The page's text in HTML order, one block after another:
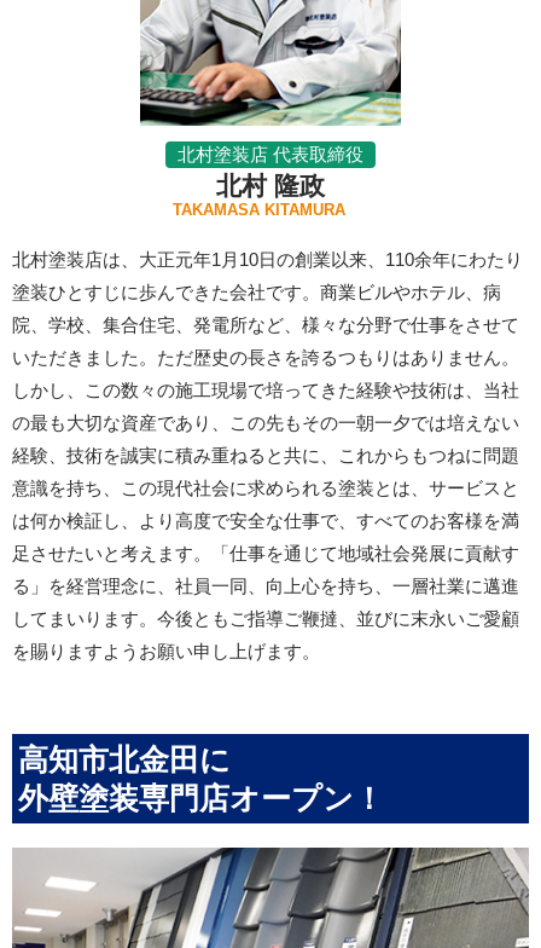
北村塗装店 代表取締役
北村 隆政
TAKAMASA KITAMURA
北村塗装店は、大正元年1月10日の創業以来、110余年にわたり
塗装ひとすじに歩んできた会社です。商業ビルやホテル、病
院、学校、集合住宅、発電所など、様々な分野で仕事をさせて
いただきました。ただ歴史の長さを誇るつもりはありません。
しかし、この数々の施工現場で培ってきた経験や技術は、当社
の最も大切な資産であり、この先もその一朝一夕では培えない
経験、技術を誠実に積み重ねると共に、これからもつねに問題
意識を持ち、この現代社会に求められる塗装とは、サービスと
は何か検証し、より高度で安全な仕事で、すべてのお客様を満
足させたいと考えます。「仕事を通じて地域社会発展に貢献す
る」を経営理念に、社員一同、向上心を持ち、一層社業に邁進
してまいります。今後ともご指導ご鞭撻、並びに末永いご愛顧
を賜りますようお願い申し上げます。
高知市北金田に
外壁塗装専門店オープン！